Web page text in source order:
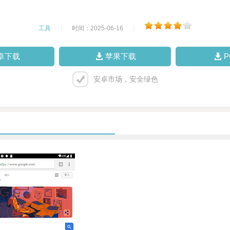
工具 时间：2025-06-16
下载 苹果下载
安卓市场，安全绿色